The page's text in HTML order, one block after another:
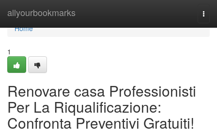
allyourbookmarks
Home
Home
1
Renovare casa Professionisti
Per La Riqualificazione:
Confronta Preventivi Gratuiti!